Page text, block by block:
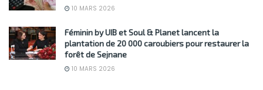
10 MARS 2026
Féminin by UIB et Soul & Planet lancent la
plantation de 20 000 caroubiers pour restaurer la
forêt de Sejnane
10 MARS 2026